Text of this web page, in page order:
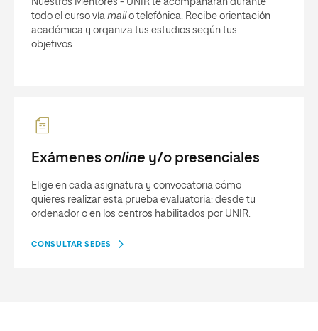
Nuestros Mentores - UNIR te acompañarán durante
todo el curso vía mail o telefónica. Recibe orientación
académica y organiza tus estudios según tus
objetivos.
Exámenes online y/o presenciales
Elige en cada asignatura y convocatoria cómo
quieres realizar esta prueba evaluatoria: desde tu
ordenador o en los centros habilitados por UNIR.
CONSULTAR SEDES